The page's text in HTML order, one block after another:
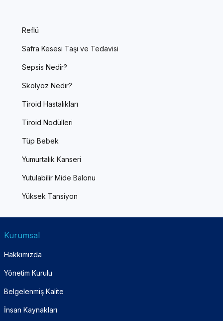
Reflü
Safra Kesesi Taşı ve Tedavisi
Sepsis Nedir?
Skolyoz Nedir?
Tiroid Hastalıkları
Tiroid Nodülleri
Tüp Bebek
Yumurtalık Kanseri
Yutulabilir Mide Balonu
Yüksek Tansiyon
Kurumsal
Hakkımızda
Yönetim Kurulu
Belgelenmiş Kalite
İnsan Kaynakları